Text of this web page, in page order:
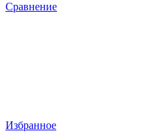
Сравнение
Избранное